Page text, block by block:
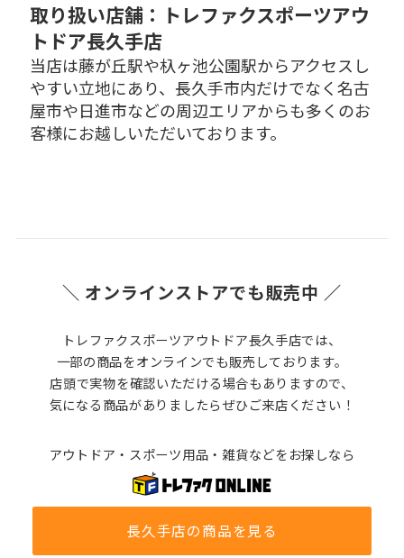
取り扱い店舗：トレファクスポーツアウ
トドア長久手店
当店は藤が丘駅や杁ヶ池公園駅からアクセスし
やすい立地にあり、長久手市内だけでなく名古
屋市や日進市などの周辺エリアからも多くのお
客様にお越しいただいております。
＼ オンラインストアでも販売中 ／
トレファクスポーツアウトドア長久手店では、
一部の商品をオンラインでも販売しております。
店頭で実物を確認いただける場合もありますので、
気になる商品がありましたらぜひご来店ください！
アウトドア・スポーツ用品・雑貨などをお探しなら
長久手店の商品を見る